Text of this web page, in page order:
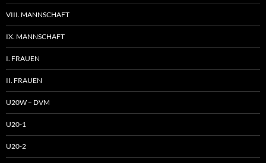
VIII. MANNSCHAFT
IX. MANNSCHAFT
I. FRAUEN
II. FRAUEN
U20W – DVM
U20-1
U20-2